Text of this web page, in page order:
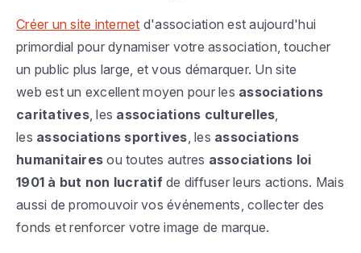
Créer un site internet d'association est aujourd'hui
primordial pour dynamiser votre association, toucher
un public plus large, et vous démarquer. Un site
web est un excellent moyen pour les associations
caritatives, les associations culturelles
les associations sportives , les associations
humanitaires ou toutes autres associations loi
1901 à but non lucratif de diffuser leurs actions. Mais
aussi de promouvoir vos événements, collecter des
fonds et renforcer votre image de marque.